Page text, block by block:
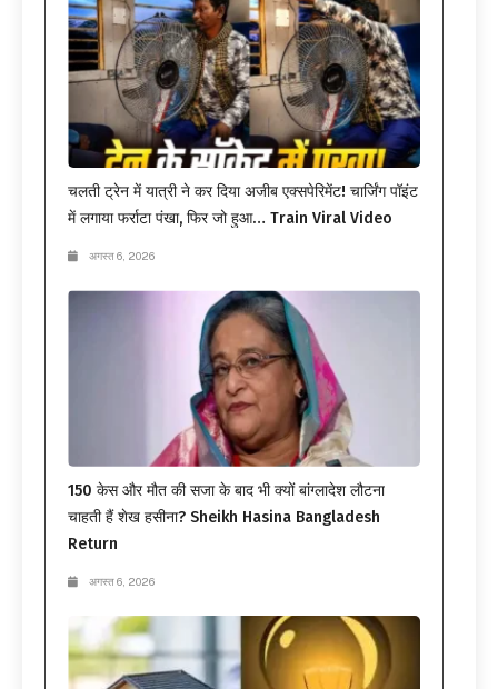
चलती ट्रेन में यात्री ने कर दिया अजीब एक्सपेरिमेंट! चार्जिंग पॉइंट
में लगाया फर्राटा पंखा, फिर जो हुआ… Train Viral Video
अगस्त 6, 2026
150 केस और मौत की सजा के बाद भी क्यों बांग्लादेश लौटना
चाहती हैं शेख हसीना? Sheikh Hasina Bangladesh
Return
अगस्त 6, 2026